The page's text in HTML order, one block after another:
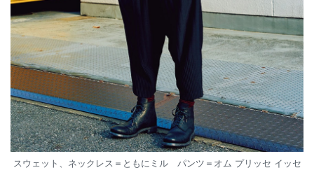
スウェット、ネックレス＝ともにミル パンツ＝オム プリッセ イッセ